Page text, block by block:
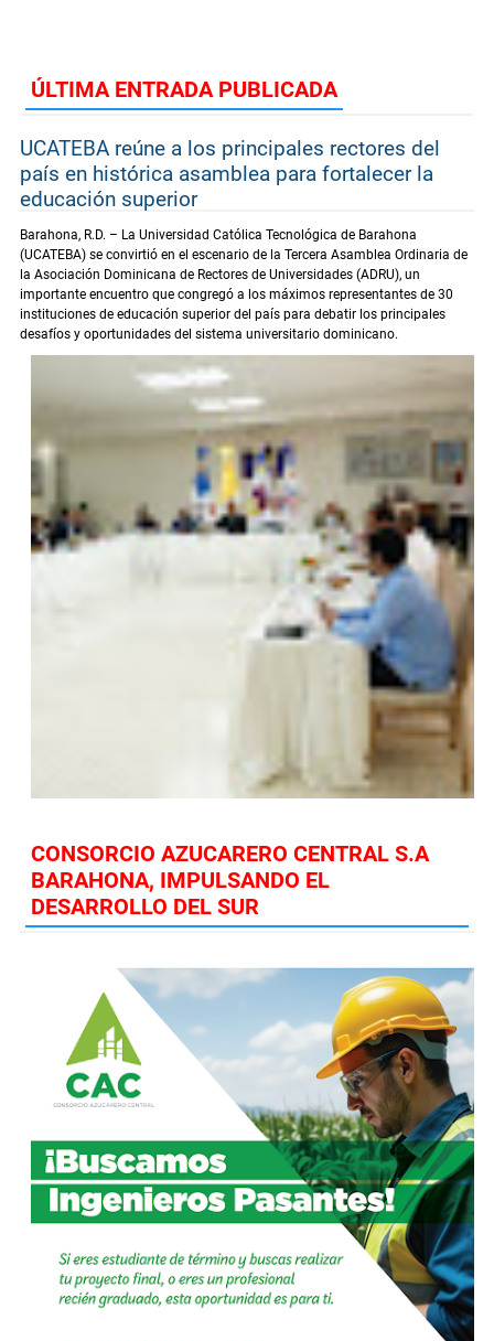
ÚLTIMA ENTRADA PUBLICADA
UCATEBA reúne a los principales rectores del
país en histórica asamblea para fortalecer la
educación superior
Barahona, R.D. – La Universidad Católica Tecnológica de Barahona
(UCATEBA) se convirtió en el escenario de la Tercera Asamblea Ordinaria de
la Asociación Dominicana de Rectores de Universidades (ADRU), un
importante encuentro que congregó a los máximos representantes de 30
instituciones de educación superior del país para debatir los principales
desafíos y oportunidades del sistema universitario dominicano.
CONSORCIO AZUCARERO CENTRAL S.A
BARAHONA, IMPULSANDO EL
DESARROLLO DEL SUR